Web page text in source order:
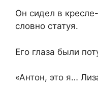
Он сидел в
словно статуя.
Его глаза были
«Антон, это я…